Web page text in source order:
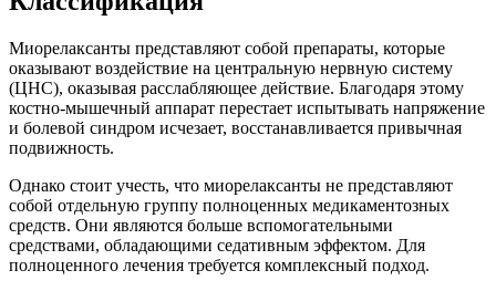
Миорелаксанты представляют собой препараты, которые
оказывают воздействие на центральную нервную систему
(ЦНС), оказывая расслабляющее действие. Благодаря этому
костно-мышечный аппарат перестает испытывать напряжение
и болевой синдром исчезает, восстанавливается привычная
подвижность.
Однако стоит учесть, что миорелаксанты не представляют
собой отдельную группу полноценных медикаментозных
средств. Они являются больше вспомогательными
средствами, обладающими седативным эффектом. Для
полноценного лечения требуется комплексный подход.